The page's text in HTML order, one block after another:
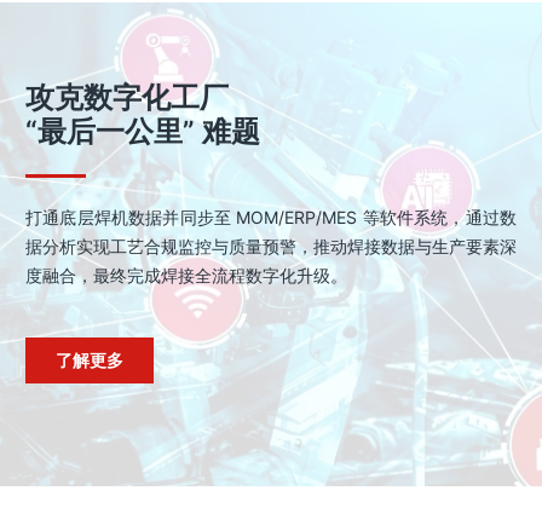
攻克数字化工厂
“最后一公里” 难题
打通底层焊机数据并同步至 MOM/ERP/MES 等软件系统，通过数
据分析实现工艺合规监控与质量预警，推动焊接数据与生产要素深
度融合，最终完成焊接全流程数字化升级。
了解更多